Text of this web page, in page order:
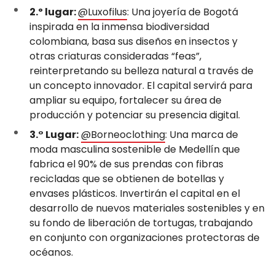
2.º lugar:@Luxofilus: Una joyería de Bogotá
inspirada en la inmensa biodiversidad
colombiana, basa sus diseños en insectos y
otras criaturas consideradas “feas”,
reinterpretando su belleza natural a través de
un concepto innovador. El capital servirá para
ampliar su equipo, fortalecer su área de
producción y potenciar su presencia digital.
3.° Lugar:@Borneoclothing: Una marca de
moda masculina sostenible de Medellín que
fabrica el 90% de sus prendas con fibras
recicladas que se obtienen de botellas y
envases plásticos. Invertirán el capital en el
desarrollo de nuevos materiales sostenibles y en
su fondo de liberación de tortugas, trabajando
en conjunto con organizaciones protectoras de
océanos.